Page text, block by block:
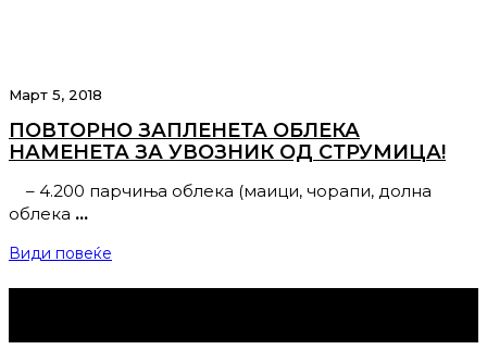
Март 5, 2018
ПОВТОРНО ЗАПЛЕНЕТА ОБЛЕКА
НАМЕНЕТА ЗА УВОЗНИК ОД СТРУМИЦА!
– 4.200 парчиња облека (маици, чорапи, долна
облека …
Види повеќе